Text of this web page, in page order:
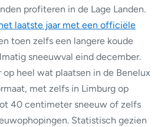
profiteren in de Lage Landen.
laatste jaar met een officiële
toen zelfs een langere koude
sneeuwval eind december.
op heel wat plaatsen in de Benelux
met zelfs in Limburg op
40 centimeter sneeuw of zelfs
Statistisch gezien